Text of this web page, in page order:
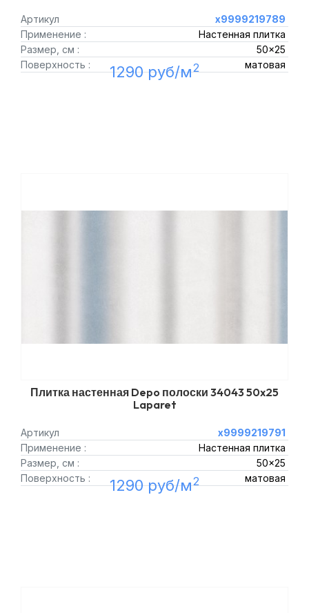
Артикул
х9999219789
Применение :
Настенная плитка
Размер, см :
50x25
Поверхность :
матовая
1290 руб/м2
Плитка настенная Depo полоски 34043 50x25
Laparet
Артикул
х9999219791
Применение :
Настенная плитка
Размер, см :
50x25
Поверхность :
матовая
1290 руб/м2